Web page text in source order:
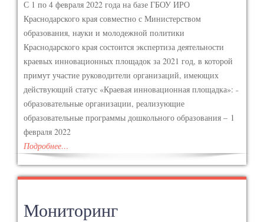
С 1 по 4 февраля 2022 года на базе ГБОУ ИРО
Краснодарского края совместно с Министерством
образования, науки и молодежной политики
Краснодарского края состоится экспертиза деятельности
краевых инновационных площадок за 2021 год, в которой
примут участие руководители организаций, имеющих
действующий статус «Краевая инновационная площадка»: ˗
образовательные организации, реализующие
образовательные программы дошкольного образования – 1
февраля 2022
Подробнее…
Мониторинг